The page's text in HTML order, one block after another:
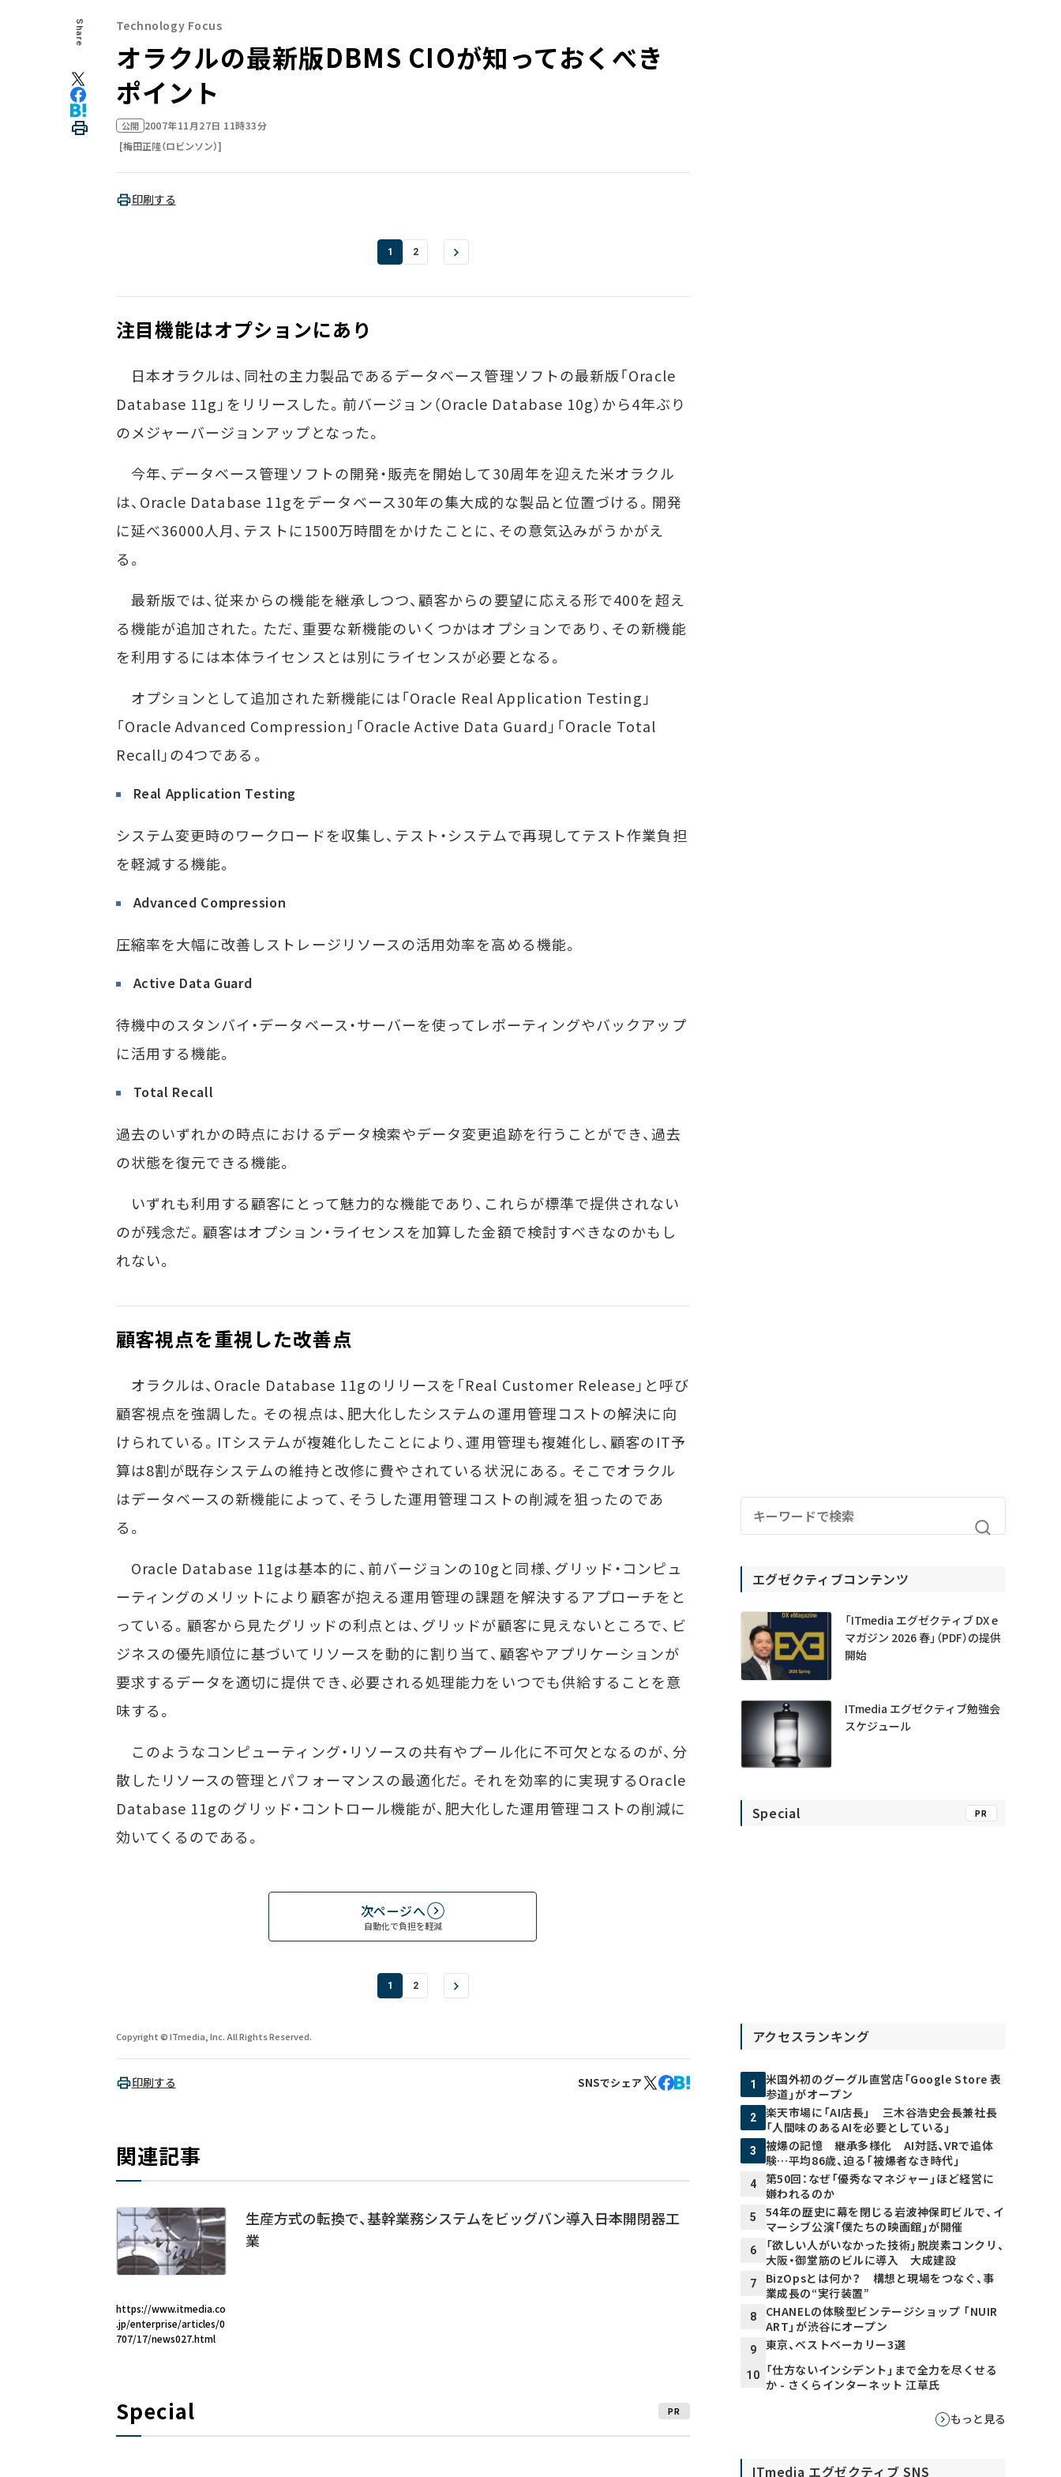
Share Technology Focus
オラクルの最新版DBMS CIOが知っておくべき
ポイント
公開 2007年11月27日 11時33分
[梅田正隆（ロビンソン）]
印刷する
1 2
注目機能はオプションにあり
日本オラクルは、同社の主力製品であるデータベース管理ソフトの最新版「Oracle
Database 11g」をリリースした。前バージョン（Oracle Database 10g）から4年ぶり
のメジャーバージョンアップとなった。
今年、データベース管理ソフトの開発・販売を開始して30周年を迎えた米オラクル
は、Oracle Database 11gをデータベース30年の集大成的な製品と位置づける。開発
に延べ36000人月、テストに1500万時間をかけたことに、その意気込みがうかがえ
る。
最新版では、従来からの機能を継承しつつ、顧客からの要望に応える形で400を超え
る機能が追加された。ただ、重要な新機能のいくつかはオプションであり、その新機能
を利用するには本体ライセンスとは別にライセンスが必要となる。
オプションとして追加された新機能には「Oracle Real Application Testing」
「Oracle Advanced Compression」「Oracle Active Data Guard」「Oracle Total
Recall」の4つである。
Real Application Testing
システム変更時のワークロードを収集し、テスト・システムで再現してテスト作業負担
を軽減する機能。
Advanced Compression
圧縮率を大幅に改善しストレージリソースの活用効率を高める機能。
Active Data Guard
待機中のスタンバイ・データベース・サーバーを使ってレポーティングやバックアップ
に活用する機能。
Total Recall
過去のいずれかの時点におけるデータ検索やデータ変更追跡を行うことができ、過去
の状態を復元できる機能。
いずれも利用する顧客にとって魅力的な機能であり、これらが標準で提供されない
のが残念だ。顧客はオプション・ライセンスを加算した金額で検討すべきなのかもし
れない。
顧客視点を重視した改善点
オラクルは、Oracle Database 11gのリリースを「Real Customer Release」と呼び
顧客視点を強調した。その視点は、肥大化したシステムの運用管理コストの解決に向
けられている。ITシステムが複雑化したことにより、運用管理も複雑化し、顧客のIT予
算は8割が既存システムの維持と改修に費やされている状況にある。そこでオラクル
はデータベースの新機能によって、そうした運用管理コストの削減を狙ったのであ
る。
Oracle Database 11gは基本的に、前バージョンの10gと同様、グリッド・コンピュ
ーティングのメリットにより顧客が抱える運用管理の課題を解決するアプローチをと
っている。顧客から見たグリッドの利点とは、グリッドが顧客に見えないところで、ビ
ジネスの優先順位に基づいてリソースを動的に割り当て、顧客やアプリケーションが
要求するデータを適切に提供でき、必要される処理能力をいつでも供給することを意
味する。
このようなコンピューティング・リソースの共有やプール化に不可欠となるのが、分
散したリソースの管理とパフォーマンスの最適化だ。それを効率的に実現するOracle
Database 11gのグリッド・コントロール機能が、肥大化した運用管理コストの削減に
効いてくるのである。
次ページへ
自動化で負担を軽減
1 2
Copyright © ITmedia, Inc. All Rights Reserved.
印刷する SNSでシェア
関連記事
生産方式の転換で、基幹業務システムをビッグバン導入――日本開閉器工
業
https://www.itmedia.co
.jp/enterprise/articles/0
707/17/news027.html
Special PR
エグゼクティブコンテンツ
「ITmedia エグゼクティブ DX e
マガジン 2026 春」（PDF）の提供
開始
ITmedia エグゼクティブ勉強会
スケジュール
Special PR
アクセスランキング
1
米国外初のグーグル直営店「Google Store 表
参道」がオープン
2
楽天市場に「AI店長」 三木谷浩史会長兼社長
「人間味のあるAIを必要としている」
3
被爆の記憶 継承多様化 AI対話、VRで追体
験…平均86歳、迫る「被爆者なき時代」
4
第50回：なぜ「優秀なマネジャー」ほど経営に
嫌われるのか
5
54年の歴史に幕を閉じる岩波神保町ビルで、イ
マーシブ公演「僕たちの映画館」が開催
6
「欲しい人がいなかった技術」脱炭素コンクリ、
大阪・御堂筋のビルに導入 大成建設
7
BizOpsとは何か？ 構想と現場をつなぐ、事
業成長の“実行装置”
8
CHANELの体験型ビンテージショップ 「NUIR
ART」が渋谷にオープン
9 東京、ベストベーカリー3選
10
「仕方ないインシデント」まで全力を尽くせる
か - さくらインターネット 江草氏
もっと見る
ITmedia エグゼクティブ SNS